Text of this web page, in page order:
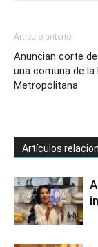
Artículo anterior
Anuncian corte
una comuna de la
Metropolitana
Artículos